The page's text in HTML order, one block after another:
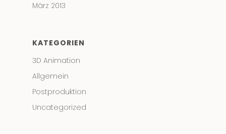
März 2013
KATEGORIEN
3D Animation
Allgemein
Postproduktion
Uncategorized